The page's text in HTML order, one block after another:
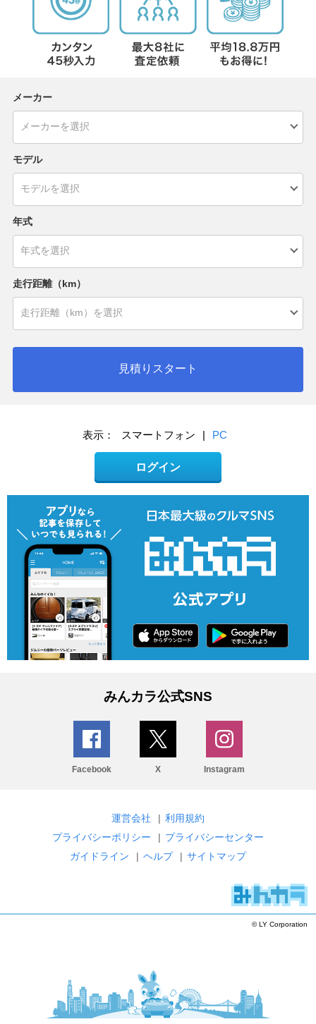
メーカー
モデル
年式
走行距離（km）
見積りスタート
表示： スマートフォン | PC
ログイン
みんカラ公式SNS
Facebook X Instagram
運営会社 | 利用規約
プライバシーポリシー
| プライバシーセンター
ガイドライン
| ヘルプ | サイトマップ
© LY Corporation